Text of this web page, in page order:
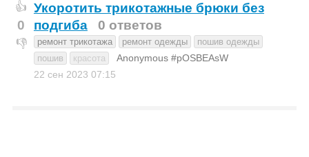
👍
0
👎
Укоротить трикотажные брюки без
подгиба
0 ответов
ремонт трикотажа ремонт одежды
пошив одежды
пошив
красота
Anonymous #pOSBEAsW
22 сен 2023 07:15